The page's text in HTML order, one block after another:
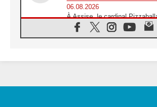
06.08.2026
À Assise, le cardinal
«les chrétiens veulent la paix»
06.08.2026